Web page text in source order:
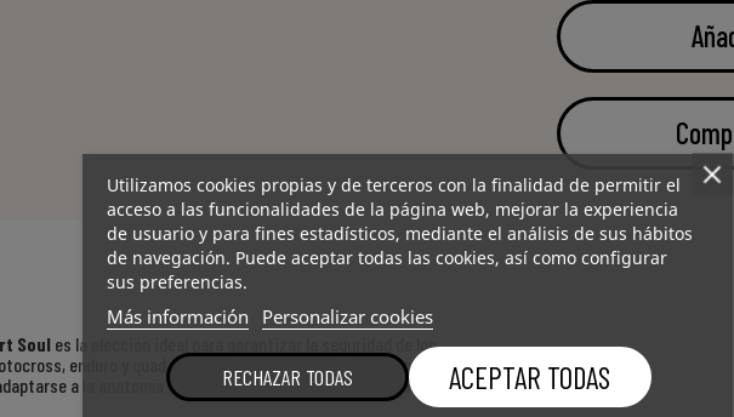
Soul es la elección ideal para garantizar la seguridad de los
enduro y quad. Este conjunto ofrece una protección
a la anatomía infantil, proporcionando comodidad y
Utilizamos cookies propias y de terceros con la finalidad de permitir el
acceso a las funcionalidades de la página web, mejorar la experiencia
de usuario y para fines estadísticos, mediante el análisis de sus hábitos
de navegación. Puede aceptar todas las cookies, así como configurar
sus preferencias.
Más información Personalizar cookies
RECHAZAR TODAS ACEPTAR TODAS